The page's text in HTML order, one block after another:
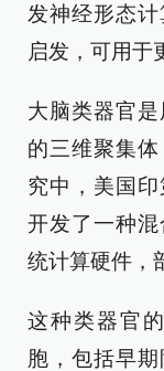
发神经形态
启发，可用于
大脑类器官
的三维聚集
究中，美国
开发了一种
统计算硬件，
这种类器官
胞，包括早